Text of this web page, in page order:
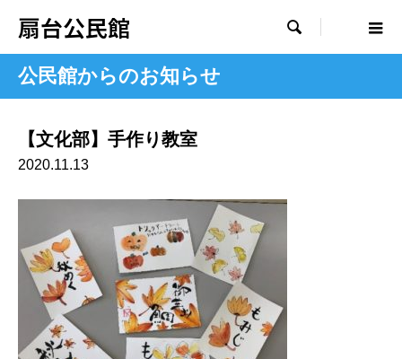
扇台公民館 
公民館からのお知らせ
【文化部】手作り教室
2020.11.13